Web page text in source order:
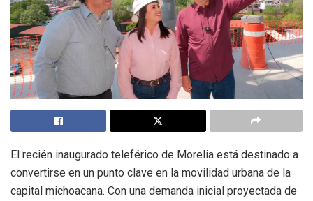
El recién inaugurado teleférico de Morelia está destinado a
convertirse en un punto clave en la movilidad urbana de la
capital michoacana. Con una demanda inicial proyectada de